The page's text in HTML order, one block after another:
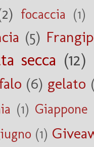
focaccia (1)
(5)
secca (12)
(6) gelato
(1) Giappone
(1)